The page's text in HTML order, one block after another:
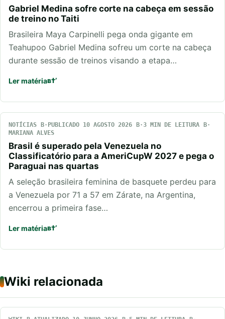
Gabriel Medina sofre corte na cabeça em sessão
de treino no Taiti
Brasileira Maya Carpinelli pega onda gigante em
Teahupoo Gabriel Medina sofreu um corte na cabeça
durante sessão de treinos visando a etapa…
Ler matéria
NOTÍCIAS PUBLICADO 10 AGOSTO 2026
3 MIN DE LEITURA
MARIANA ALVES
Brasil é superado pela Venezuela no
Classificatório para a AmeriCupW 2027 e pega o
Paraguai nas quartas
A seleção brasileira feminina de basquete perdeu para
a Venezuela por 71 a 57 em Zárate, na Argentina,
encerrou a primeira fase…
Ler matéria
Wiki relacionada